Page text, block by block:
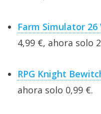
Farm Simulator
4,99 €, ahora solo
RPG Knight
ahora solo 0,99 €.